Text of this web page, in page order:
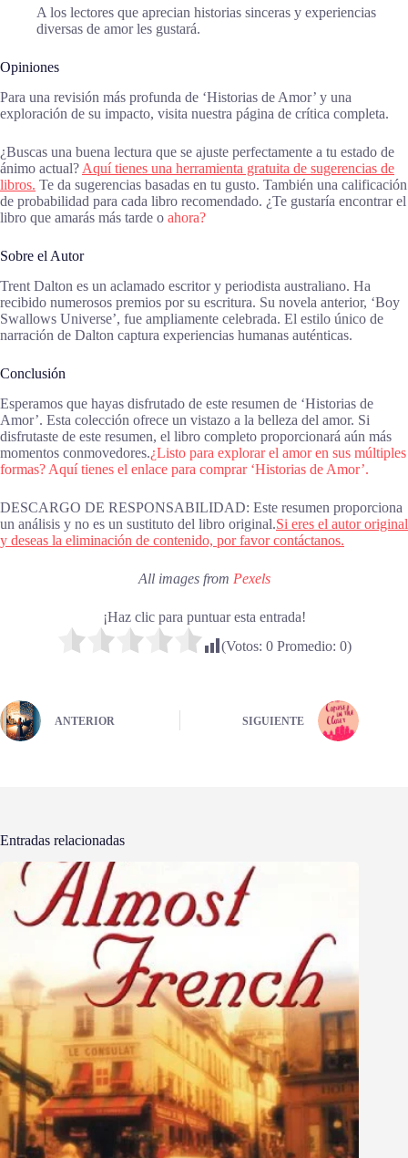
A los lectores que aprecian historias sinceras y experiencias
diversas de amor les gustará.
Opiniones
Para una revisión más profunda de ‘Historias de Amor’ y una
exploración de su impacto, visita nuestra página de crítica completa.
¿Buscas una buena lectura que se ajuste perfectamente a tu estado de
ánimo actual? Aquí tienes una herramienta gratuita de sugerencias de
libros. Te da sugerencias basadas en tu gusto. También una calificación
de probabilidad para cada libro recomendado. ¿Te gustaría encontrar el
libro que amarás más tarde o ahora?
Sobre el Autor
Trent Dalton es un aclamado escritor y periodista australiano. Ha
recibido numerosos premios por su escritura. Su novela anterior, ‘Boy
Swallows Universe’, fue ampliamente celebrada. El estilo único de
narración de Dalton captura experiencias humanas auténticas.
Conclusión
Esperamos que hayas disfrutado de este resumen de ‘Historias de
Amor’. Esta colección ofrece un vistazo a la belleza del amor. Si
disfrutaste de este resumen, el libro completo proporcionará aún más
momentos conmovedores.¿Listo para explorar el amor en sus múltiples
formas? Aquí tienes el enlace para comprar ‘Historias de Amor’.
DESCARGO DE RESPONSABILIDAD: Este resumen proporciona
un análisis y no es un sustituto del libro original.Si eres el autor original
y deseas la eliminación de contenido, por favor contáctanos.
All images from Pexels
¡Haz clic para puntuar esta entrada!
(Votos: 0Promedio: 0)
ANTERIOR SIGUIENTE
Entradas relacionadas